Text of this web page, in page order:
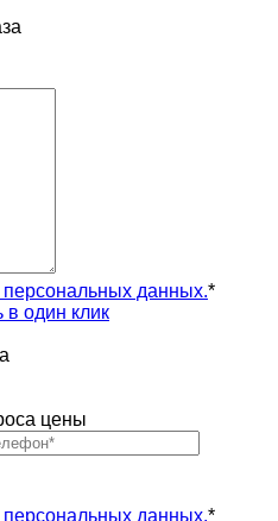
персональных данных.*
в один клик
цены
персональных данных.*